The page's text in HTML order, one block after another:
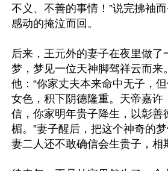
不义、不善的事情！”说完拂袖
感动的掩泣而回。
后来，王元外的妻子在夜里做了
梦，梦见一位天神脚驾祥云而来
他：“你家丈夫本来命中无子，
女色，积下阴德隆重。天帝嘉许
信，你家明年贵子降生，以彰善
楣。”妻子醒后，把这个神奇的
妻二人还不敢确信会生贵子，相